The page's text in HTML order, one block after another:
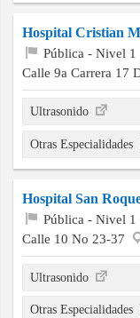
Hospital Cristian
Pública - Nivel 1
Calle 9a Carrera 17
Ultrasonido
Otras Especialidades
Hospital San
Pública - Nivel 1
Calle 10 No 23-37
Ultrasonido
Otras Especialidades